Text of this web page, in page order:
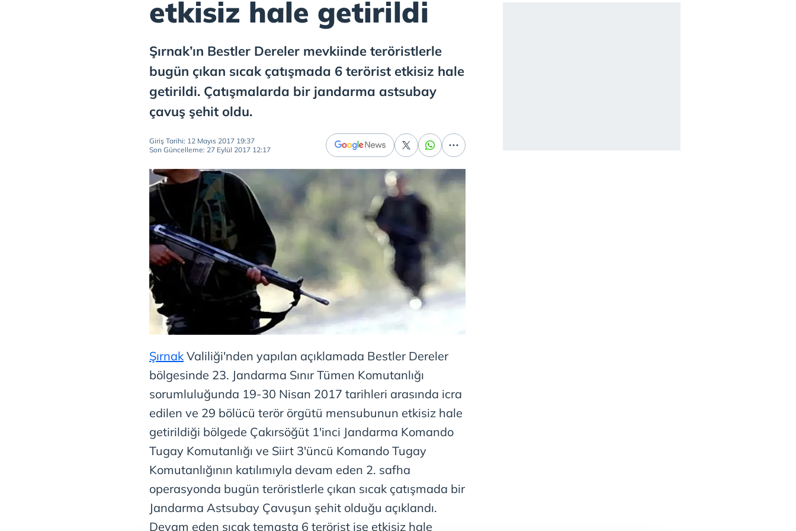
etkisiz hale getirildi
Şırnak’ın Bestler Dereler mevkiinde teröristlerle
bugün çıkan sıcak çatışmada 6 terörist etkisiz hale
getirildi. Çatışmalarda bir jandarma astsubay
çavuş şehit oldu.
Giriş Tarihi: 12 Mayıs 2017 19:37
Son Güncelleme: 27 Eylül 2017 12:17
ŞırnakValiliği'nden yapılan açıklamada Bestler Dereler
bölgesinde 23. Jandarma Sınır Tümen Komutanlığı
sorumluluğunda 19-30 Nisan 2017 tarihleri arasında icra
edilen ve 29 bölücü terör örgütü mensubunun etkisiz hale
getirildiği bölgede Çakırsöğüt 1'inci Jandarma Komando
Tugay Komutanlığı ve Siirt 3'üncü Komando Tugay
Komutanlığının katılımıyla devam eden 2. safha
operasyonda bugün teröristlerle çıkan sıcak çatışmada bir
Jandarma Astsubay Çavuşun şehit olduğu açıklandı.
Devam eden sıcak temasta 6 terörist ise etkisiz hale